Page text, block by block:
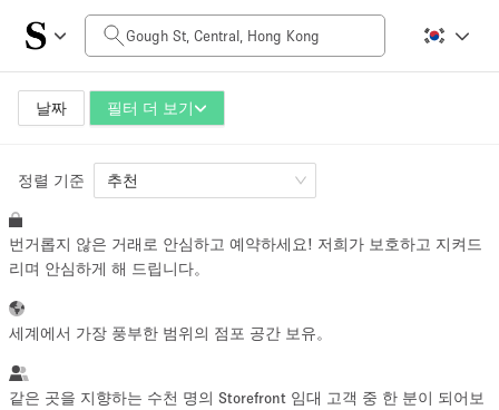
날짜 필터 더 보기
일일 비용
HK$0
공간 크기
100 sq ft 5000+ sq ft
~ 13 명
정렬 기준 추천
번거롭지 않은 거래로 안심하고 예약하세요! 저희가 보호하고 지켜드
리며 안심하게 해 드립니다。
세계에서 가장 풍부한 범위의 점포 공간 보유。
같은 곳을 지향하는 수천 명의 Storefront 임대 고객 중 한 분이 되어보